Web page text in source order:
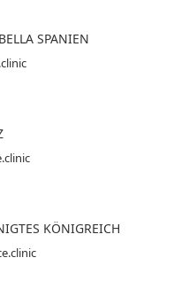
SPANIEN
KÖNIGREICH